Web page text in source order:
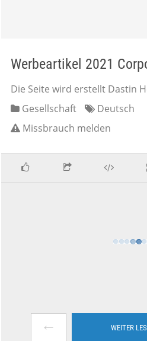
Werbeartikel 2021
Die Seite wird erstellt Dastin
Gesellschaft
Deutsch
Missbrauch melden
← WEITER